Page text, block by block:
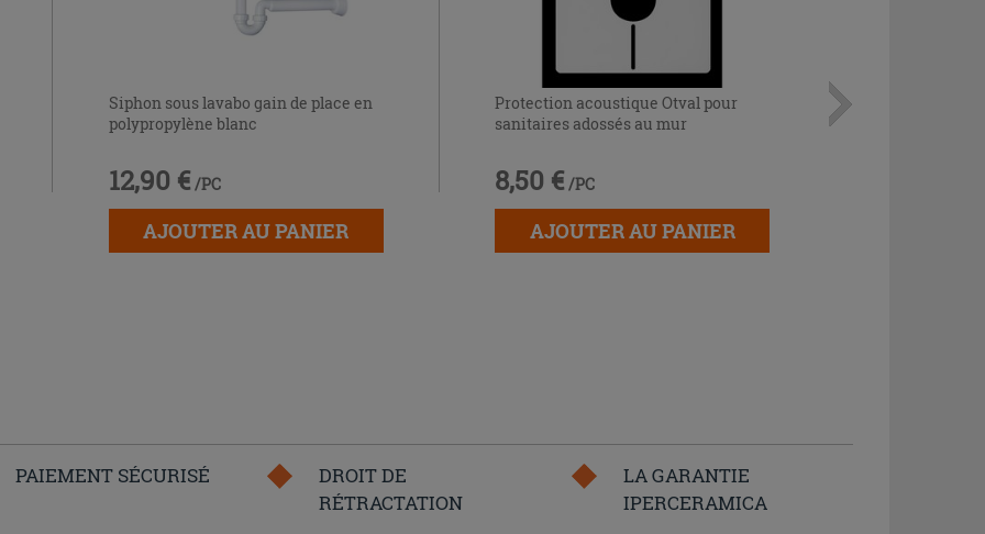
Siphon sous lavabo gain de place en
polypropylène blanc
12,90 € /PC
AJOUTER AU PANIER
Protection acoustique Otval pour
sanitaires adossés au mur
8,50 € /PC
AJOUTER AU PANIER
PAIEMENT SÉCURISÉ
DROIT DE
RÉTRACTATION
LA GARANTIE
IPERCERAMICA